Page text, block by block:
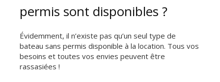
permis sont disponibles ?
Évidemment, il n’existe pas qu’un seul type de
bateau sans permis disponible à la location. Tous vos
besoins et toutes vos envies peuvent être
rassasiées !